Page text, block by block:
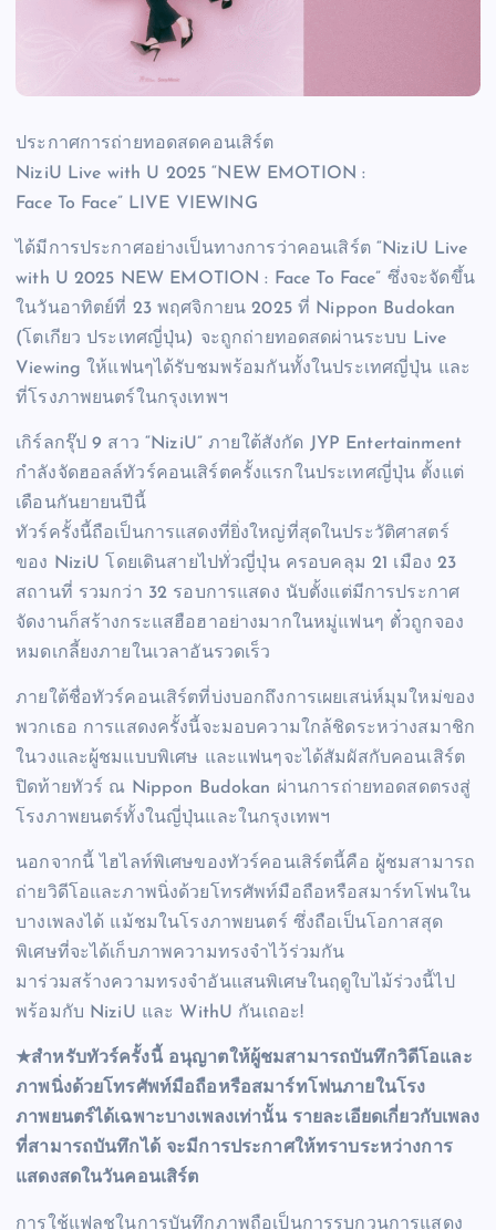
ประกาศการถ่ายทอดสดคอนเสิร์ต
NiziU Live with U 2025 “NEW EMOTION :
Face To Face” LIVE VIEWING
ได้มีการประกาศอย่างเป็นทางการว่าคอนเสิร์ต “NiziU Live
with U 2025 NEW EMOTION : Face To Face” ซึ่งจะจัดขึ้น
ในวันอาทิตย์ที่ 23 พฤศจิกายน 2025 ที่ Nippon Budokan
(โตเกียว ประเทศญี่ปุ่น) จะถูกถ่ายทอดสดผ่านระบบ Live
Viewing ให้แฟนๆได้รับชมพร้อมกันทั้งในประเทศญี่ปุ่น และ
ที่โรงภาพยนตร์ในกรุงเทพฯ
เกิร์ลกรุ๊ป 9 สาว “NiziU” ภายใต้สังกัด JYP Entertainment
กำลังจัดฮอลล์ทัวร์คอนเสิร์ตครั้งแรกในประเทศญี่ปุ่น ตั้งแต่
เดือนกันยายนปีนี้
ทัวร์ครั้งนี้ถือเป็นการแสดงที่ยิ่งใหญ่ที่สุดในประวัติศาสตร์
ของ NiziU โดยเดินสายไปทั่วญี่ปุ่น ครอบคลุม 21 เมือง 23
สถานที่ รวมกว่า 32 รอบการแสดง นับตั้งแต่มีการประกาศ
จัดงานก็สร้างกระแสฮือฮาอย่างมากในหมู่แฟนๆ ตั๋วถูกจอง
หมดเกลี้ยงภายในเวลาอันรวดเร็ว
ภายใต้ชื่อทัวร์คอนเสิร์ตที่บ่งบอกถึงการเผยเสน่ห์มุมใหม่ของ
พวกเธอ การแสดงครั้งนี้จะมอบความใกล้ชิดระหว่างสมาชิก
ในวงและผู้ชมแบบพิเศษ และแฟนๆจะได้สัมผัสกับคอนเสิร์ต
ปิดท้ายทัวร์ ณ Nippon Budokan ผ่านการถ่ายทอดสดตรงสู่
โรงภาพยนตร์ทั้งในญี่ปุ่นและในกรุงเทพฯ
นอกจากนี้ ไฮไลท์พิเศษของทัวร์คอนเสิร์ตนี้คือ ผู้ชมสามารถ
ถ่ายวิดีโอและภาพนิ่งด้วยโทรศัพท์มือถือหรือสมาร์ทโฟนใน
บางเพลงได้ แม้ชมในโรงภาพยนตร์ ซึ่งถือเป็นโอกาสสุด
พิเศษที่จะได้เก็บภาพความทรงจำไว้ร่วมกัน
มาร่วมสร้างความทรงจำอันแสนพิเศษในฤดูใบไม้ร่วงนี้ไป
พร้อมกับ NiziU และ WithU กันเถอะ!
★สำหรับทัวร์ครั้งนี้ อนุญาตให้ผู้ชมสามารถบันทึกวิดีโอและ
ภาพนิ่งด้วยโทรศัพท์มือถือหรือสมาร์ทโฟนภายในโรง
ภาพยนตร์ได้เฉพาะบางเพลงเท่านั้น รายละเอียดเกี่ยวกับเพลง
ที่สามารถบันทึกได้ จะมีการประกาศให้ทราบระหว่างการ
แสดงสดในวันคอนเสิร์ต
การใช้แฟลชในการบันทึกภาพถือเป็นการรบกวนการแสดง